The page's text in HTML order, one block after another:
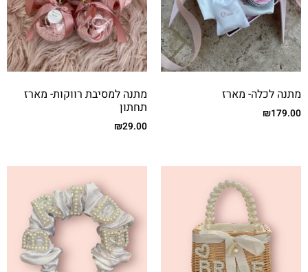
מתנה לכלה- מארז
₪179.00
מתנה למסיבת רווקות- מארז
תחתון
₪29.00